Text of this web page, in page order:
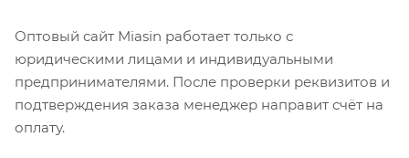
Оптовый сайт Miasin работает только с
юридическими лицами и индивидуальными
предпринимателями. После проверки реквизитов и
подтверждения заказа менеджер направит счёт на
оплату.